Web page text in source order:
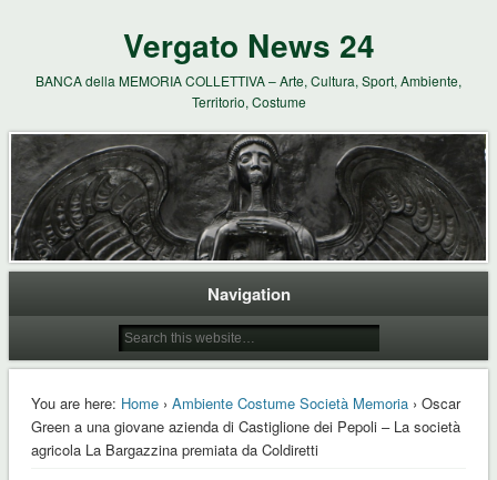
Vergato News 24
BANCA della MEMORIA COLLETTIVA – Arte, Cultura, Sport, Ambiente,
Territorio, Costume
Navigation
You are here: Home› Ambiente Costume Società Memoria› Oscar
Green a una giovane azienda di Castiglione dei Pepoli – La società
agricola La Bargazzina premiata da Coldiretti